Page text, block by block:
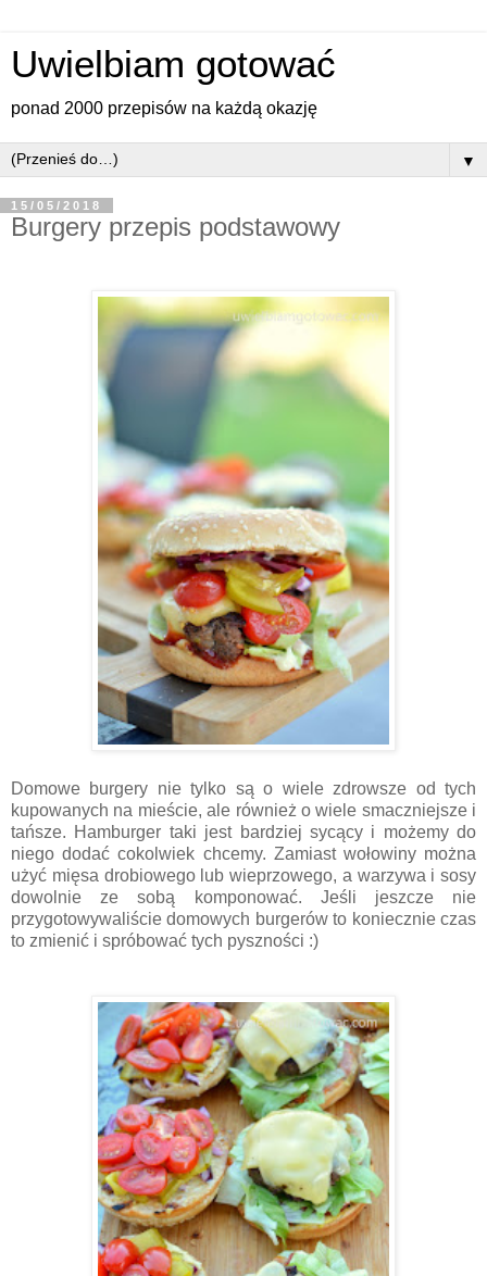
Uwielbiam gotować
ponad 2000 przepisów na każdą okazję
▼
15/05/2018
Burgery przepis podstawowy
Domowe burgery nie tylko są o wiele zdrowsze od tych
kupowanych na mieście, ale również o wiele smaczniejsze i
tańsze. Hamburger taki jest bardziej sycący i możemy do
niego dodać cokolwiek chcemy. Zamiast wołowiny można
użyć mięsa drobiowego lub wieprzowego, a warzywa i sosy
dowolnie ze sobą komponować. Jeśli jeszcze nie
przygotowywaliście domowych burgerów to koniecznie czas
to zmienić i spróbować tych pyszności :)